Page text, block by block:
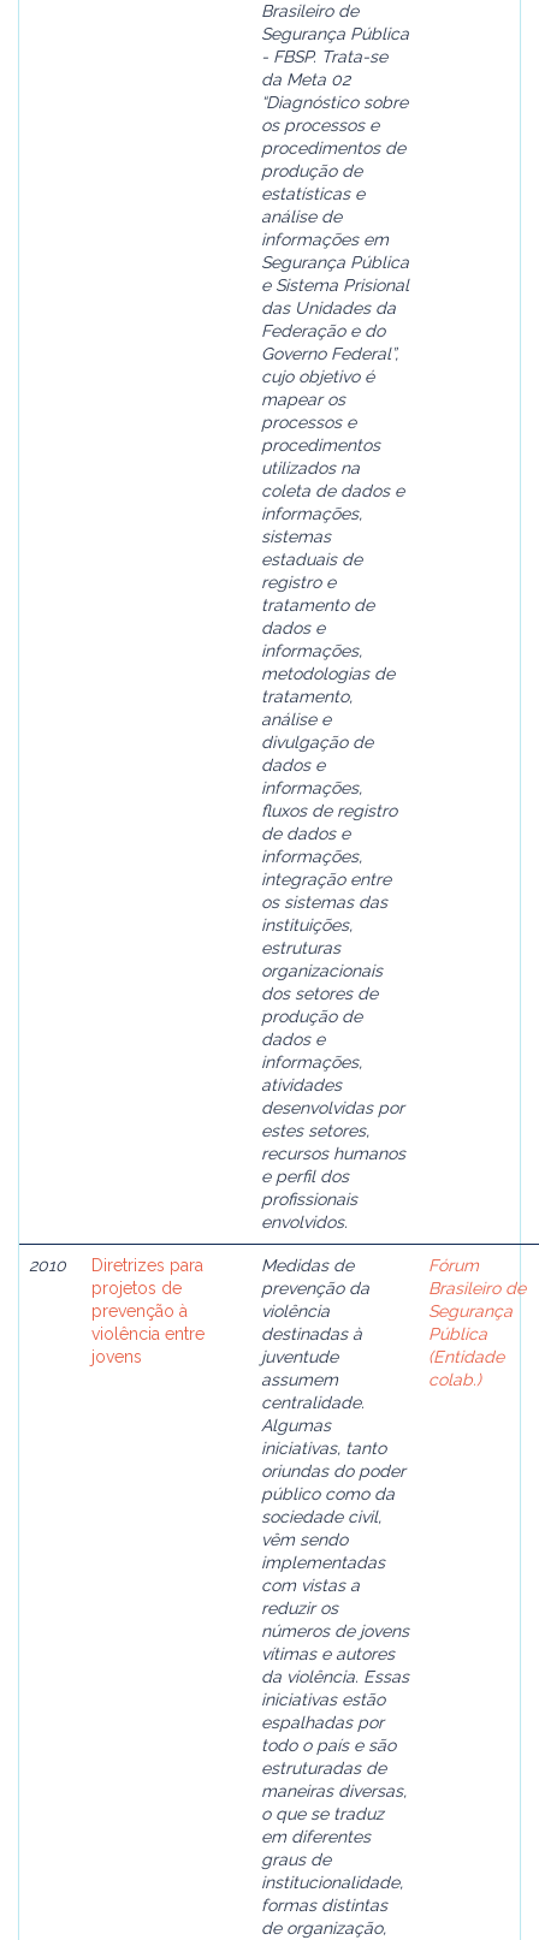
Brasileiro de
Segurança Pública
- FBSP. Trata-se
da Meta 02
“Diagnóstico sobre
os processos e
procedimentos de
produção de
estatísticas e
análise de
informações em
Segurança Pública
e Sistema Prisional
das Unidades da
Federação e do
Governo Federal”,
cujo objetivo é
mapear os
processos e
procedimentos
utilizados na
coleta de dados e
informações,
sistemas
estaduais de
registro e
tratamento de
dados e
informações,
metodologias de
tratamento,
análise e
divulgação de
dados e
informações,
fluxos de registro
de dados e
informações,
integração entre
os sistemas das
instituições,
estruturas
organizacionais
dos setores de
produção de
dados e
informações,
atividades
desenvolvidas por
estes setores,
recursos humanos
e perfil dos
profissionais
envolvidos.
2010
Diretrizes para
projetos de
prevenção à
violência entre
jovens
Medidas de
prevenção da
violência
destinadas à
juventude
assumem
centralidade.
Algumas
iniciativas, tanto
oriundas do poder
público como da
sociedade civil,
vêm sendo
implementadas
com vistas a
reduzir os
números de jovens
vítimas e autores
da violência. Essas
iniciativas estão
espalhadas por
todo o país e são
estruturadas de
maneiras diversas,
o que se traduz
em diferentes
graus de
institucionalidade,
formas distintas
de organização,
Fórum
Brasileiro de
Segurança
Pública
(Entidade
colab.)